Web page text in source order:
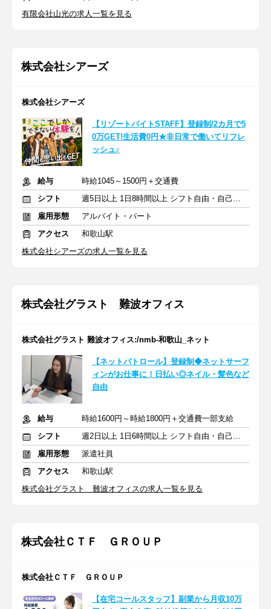
有限会社山光の求人一覧を見る
株式会社シアーズ
株式会社シアーズ
【リゾートバイトSTAFF】登録制/2カ月で5
0万GET!生活費0円★非日常で働いてリフレ
ッシュ♪
給与
時給1045～1500円＋交通費
シフト
週5日以上 1日8時間以上 シフト自由・自己申告
雇用形態
アルバイト・パート
アクセス
和歌山駅
株式会社シアーズの求人一覧を見る
株式会社グラスト 難波オフィス
株式会社グラスト 難波オフィス:/nmb-和歌山_ネット
【ネットパトロール】登録制◆ネットサーフ
ィンがお仕事に！日払い◎ネイル・髪色など
自由
給与
時給1600円～時給1800円＋交通費一部支給
シフト
週2日以上 1日6時間以上 シフト自由・自己申告
雇用形態
派遣社員
アクセス
和歌山駅
株式会社グラスト 難波オフィスの求人一覧を見る
株式会社ＣＴＦ ＧＲＯＵＰ
株式会社ＣＴＦ ＧＲＯＵＰ
【在宅コールスタッフ】副業から月収10万